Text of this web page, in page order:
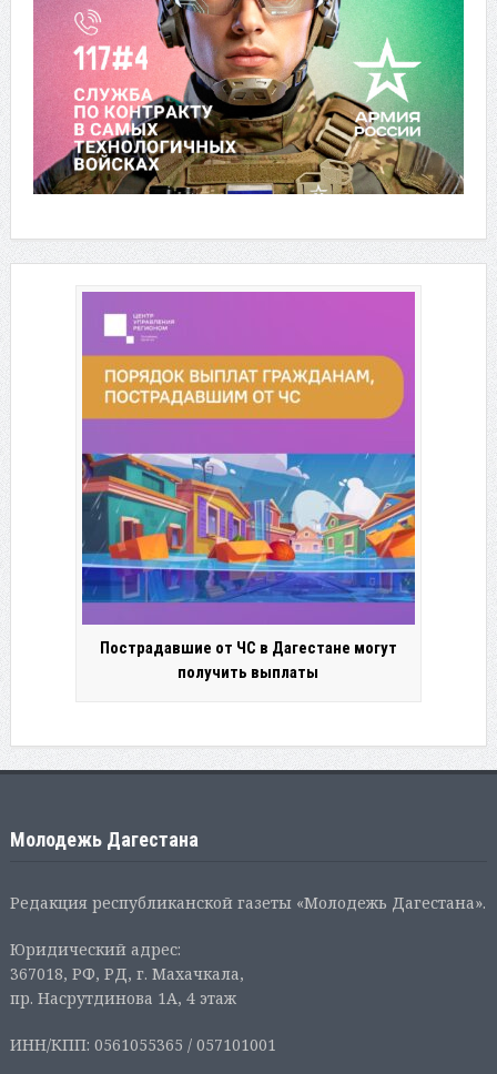
Пострадавшие от ЧС в Дагестане могут
получить выплаты
Молодежь Дагестана
Редакция республиканской газеты «Молодежь Дагестана».
Юридический адрес:
367018, РФ, РД, г. Махачкала,
пр. Насрутдинова 1А, 4 этаж
ИНН/КПП: 0561055365 / 057101001